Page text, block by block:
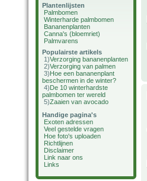
Plantenlijsten
Palmbomen
Winterharde palmbomen
Bananenplanten
Canna's (bloemriet)
Palmvarens
Populairste artikels
1)Verzorging bananenplanten
2)Verzorging van palmen
3)Hoe een bananenplant
beschermen in de winter?
4)De 10 winterhardste
palmbomen ter wereld
5)Zaaien van avocado
Handige pagina's
Exoten adressen
Veel gestelde vragen
Hoe foto's uploaden
Richtlijnen
Disclaimer
Link naar ons
Links